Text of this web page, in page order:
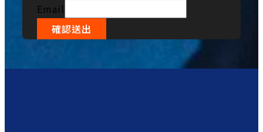
Email
確認送出